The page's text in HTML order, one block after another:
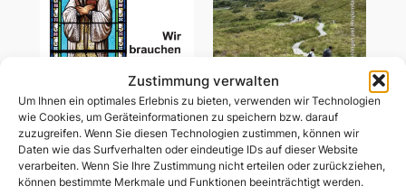
Zustimmung verwalten
Um Ihnen ein optimales Erlebnis zu bieten, verwenden wir Technologien
wie Cookies, um Geräteinformationen zu speichern bzw. darauf
zuzugreifen. Wenn Sie diesen Technologien zustimmen, können wir
Daten wie das Surfverhalten oder eindeutige IDs auf dieser Website
verarbeiten. Wenn Sie Ihre Zustimmung nicht erteilen oder zurückziehen,
können bestimmte Merkmale und Funktionen beeinträchtigt werden.
Wir brauchen heilige
Gemeinsam unterwegs